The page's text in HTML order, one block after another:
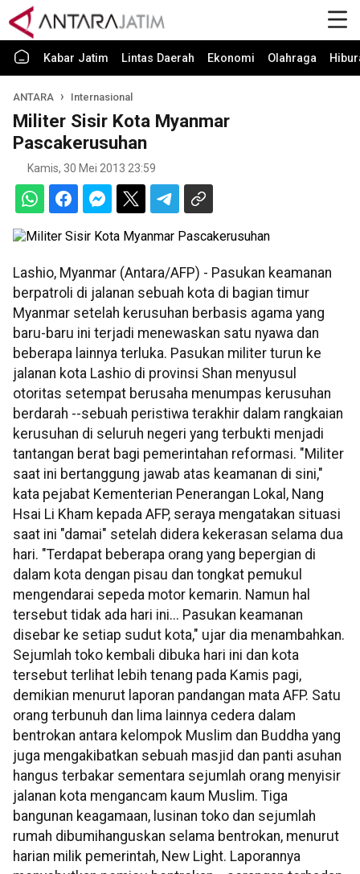
Kabar Jatim Lintas Daerah Ekonomi Olahraga
ANTARA Internasional
Militer Sisir Kota Myanmar
Pascakerusuhan
Kamis, 30 Mei 2013 23:59
Lashio, Myanmar (Antara/AFP) - Pasukan keamanan
berpatroli di jalanan sebuah kota di bagian timur
Myanmar setelah kerusuhan berbasis agama yang
baru-baru ini terjadi menewaskan satu nyawa dan
beberapa lainnya terluka. Pasukan militer turun ke
jalanan kota Lashio di provinsi Shan menyusul
otoritas setempat berusaha menumpas kerusuhan
berdarah --sebuah peristiwa terakhir dalam rangkaian
kerusuhan di seluruh negeri yang terbukti menjadi
tantangan berat bagi pemerintahan reformasi. "Militer
saat ini bertanggung jawab atas keamanan di sini,"
kata pejabat Kementerian Penerangan Lokal, Nang
Hsai Li Kham kepada AFP, seraya mengatakan situasi
saat ini "damai" setelah didera kekerasan selama dua
hari. "Terdapat beberapa orang yang bepergian di
dalam kota dengan pisau dan tongkat pemukul
mengendarai sepeda motor kemarin. Namun hal
tersebut tidak ada hari ini... Pasukan keamanan
disebar ke setiap sudut kota," ujar dia menambahkan.
Sejumlah toko kembali dibuka hari ini dan kota
tersebut terlihat lebih tenang pada Kamis pagi,
demikian menurut laporan pandangan mata AFP. Satu
orang terbunuh dan lima lainnya cedera dalam
bentrokan antara kelompok Muslim dan Buddha yang
juga mengakibatkan sebuah masjid dan panti asuhan
hangus terbakar sementara sejumlah orang menyisir
jalanan kota mengancam kaum Muslim. Tiga
bangunan keagamaan, lusinan toko dan sejumlah
rumah dibumihanguskan selama bentrokan, menurut
harian milik pemerintah, New Light. Laporannya